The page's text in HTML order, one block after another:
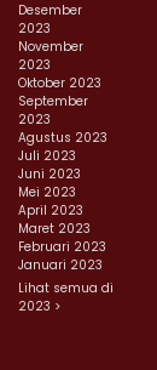
Desember
2023
November
2023
Oktober 2023
September
2023
Agustus 2023
Juli 2023
Juni 2023
Mei 2023
April 2023
Maret 2023
Februari 2023
Januari 2023
Lihat semua di
2023 >